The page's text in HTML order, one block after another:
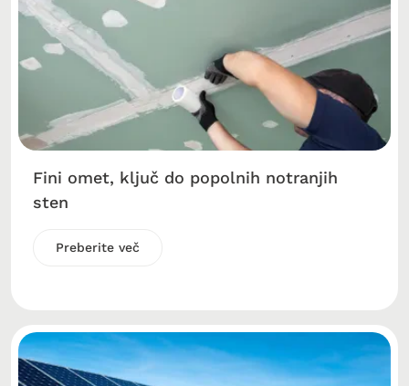
Fini omet, ključ do popolnih notranjih
sten
Preberite več